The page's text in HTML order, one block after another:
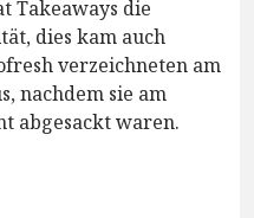
Takeaways die
dies kam auch
verzeichneten am
nachdem sie am
abgesackt waren.